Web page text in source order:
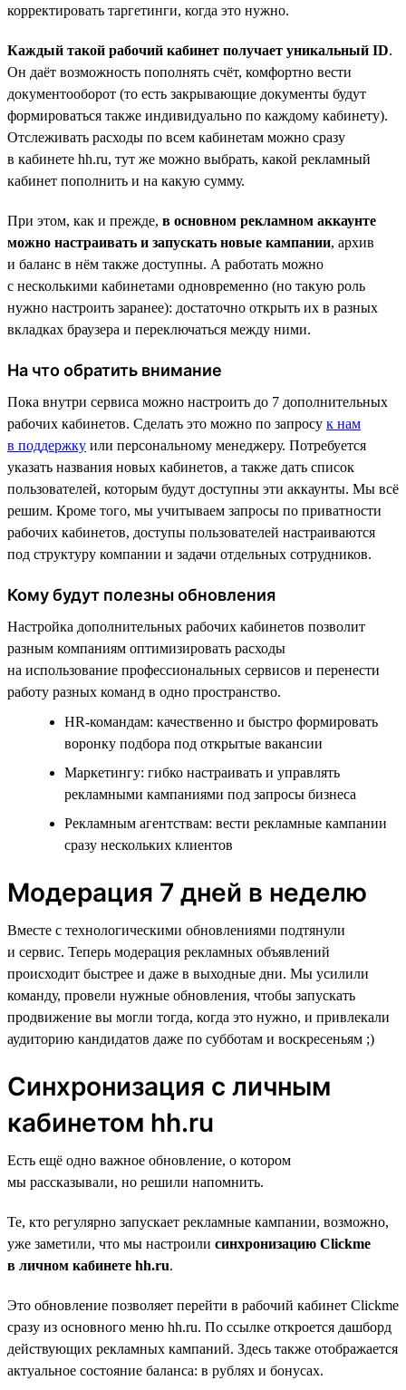
корректировать таргетинги, когда это нужно.
Каждый такой рабочий кабинет получает уникальный ID.
Он даёт возможность пополнять счёт, комфортно вести
документооборот (то есть закрывающие документы будут
формироваться также индивидуально по каждому кабинету).
Отслеживать расходы по всем кабинетам можно сразу
в кабинете hh.ru, тут же можно выбрать, какой рекламный
кабинет пополнить и на какую сумму.
При этом, как и прежде, в основном рекламном аккаунте
можно настраивать и запускать новые кампании, архив
и баланс в нём также доступны. А работать можно
с несколькими кабинетами одновременно (но такую роль
нужно настроить заранее): достаточно открыть их в разных
вкладках браузера и переключаться между ними.
На что обратить внимание
Пока внутри сервиса можно настроить до 7 дополнительных
рабочих кабинетов. Сделать это можно по запросу к нам
в поддержку или персональному менеджеру. Потребуется
указать названия новых кабинетов, а также дать список
пользователей, которым будут доступны эти аккаунты. Мы всё
решим. Кроме того, мы учитываем запросы по приватности
рабочих кабинетов, доступы пользователей настраиваются
под структуру компании и задачи отдельных сотрудников.
Кому будут полезны обновления
Настройка дополнительных рабочих кабинетов позволит
разным компаниям оптимизировать расходы
на использование профессиональных сервисов и перенести
работу разных команд в одно пространство.
HR-командам: качественно и быстро формировать
воронку подбора под открытые вакансии
Маркетингу: гибко настраивать и управлять
рекламными кампаниями под запросы бизнеса
Рекламным агентствам: вести рекламные кампании
сразу нескольких клиентов
Модерация 7 дней в неделю
Вместе с технологическими обновлениями подтянули
и сервис. Теперь модерация рекламных объявлений
происходит быстрее и даже в выходные дни. Мы усилили
команду, провели нужные обновления, чтобы запускать
продвижение вы могли тогда, когда это нужно, и привлекали
аудиторию кандидатов даже по субботам и воскресеньям ;)
Синхронизация c личным
кабинетом hh.ru
Есть ещё одно важное обновление, о котором
мы рассказывали, но решили напомнить.
Те, кто регулярно запускает рекламные кампании, возможно,
уже заметили, что мы настроили синхронизацию Clickme
в личном кабинете hh.ru.
Это обновление позволяет перейти в рабочий кабинет Clickme
сразу из основного меню hh.ru. По ссылке откроется дашборд
действующих рекламных кампаний. Здесь также отображается
актуальное состояние баланса: в рублях и бонусах.